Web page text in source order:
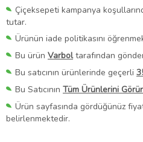
Çiçeksepeti kampanya
tutar.
Ürünün iade politikasını
Bu ürün Varboltarafından
Bu satıcının ürünlerinde geçerli
Bu Satıcının Tüm Ürünlerini
Ürün sayfasında gördüğünüz
belirlenmektedir.